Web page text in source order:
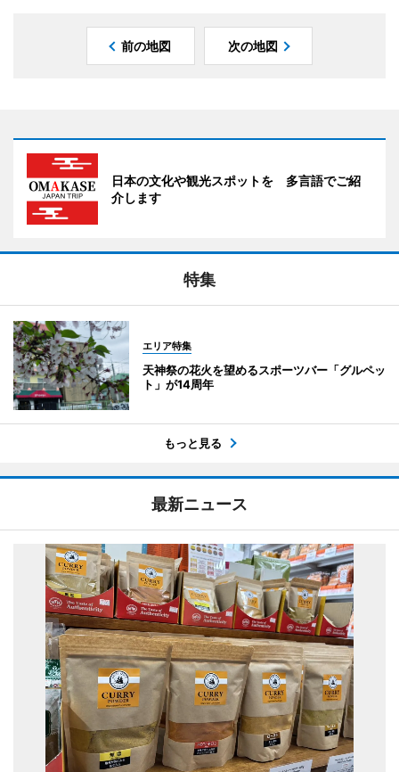
前の地図 次の地図
日本の文化や観光スポットを 多言語でご紹
介します
特集
エリア特集
天神祭の花火を望めるスポーツバー「グルペッ
ト」が14周年
もっと見る
最新ニュース